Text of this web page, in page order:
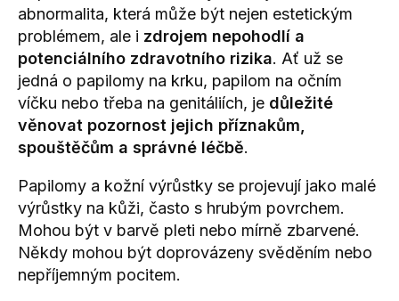
abnormalita, která může být nejen estetickým
problémem, ale i zdrojem nepohodlí a
potenciálního zdravotního rizika. Ať už se
jedná o papilomy na krku, papilom na očním
víčku nebo třeba na genitáliích, je důležité
věnovat pozornost jejich příznakům,
spouštěčům a správné léčbě.
Papilomy a kožní výrůstky se projevují jako malé
výrůstky na kůži, často s hrubým povrchem.
Mohou být v barvě pleti nebo mírně zbarvené.
Někdy mohou být doprovázeny svěděním nebo
nepříjemným pocitem.